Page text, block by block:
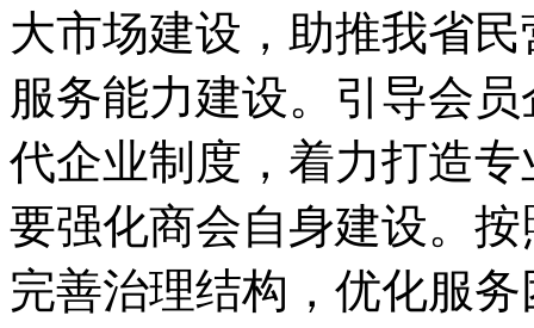
大市场建设，助推我省
服务能力建设。引导会
代企业制度，着力打造
要强化商会自身建设。
完善治理结构，优化服